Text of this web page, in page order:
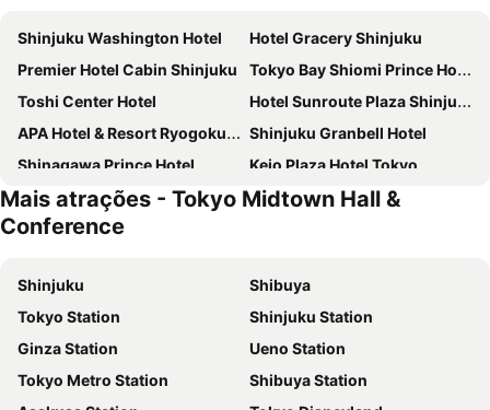
Shinjuku Washington Hotel
Hotel Gracery Shinjuku
Premier Hotel Cabin Shinjuku
Tokyo Bay Shiomi Prince Hotel
Toshi Center Hotel
Hotel Sunroute Plaza Shinjuku
APA Hotel & Resort Ryogoku Ekimae Tower
Shinjuku Granbell Hotel
Shinagawa Prince Hotel
Keio Plaza Hotel Tokyo
Sotetsu Fresa Inn Higashi Shinjuku
LYURO Tokyo Kiyosumi by THE SHARE HOTELS
APA Hotel & Resort Roppongi Ekihigashi
HOTEL GRAPHY Shibuya
Shibuya Excel Hotel Tokyu
Imperial Hotel Tokyo
Hotel Villa Fontaine Grand Tokyo-Shiodome
Hotel Keihan Tsukiji Ginza Grande
APA HOTEL Roppongi Six
Tobu Hotel Levant Tokyo
APA Hotel PRIDE Akasaka Kokkaigijidomae
Mais atrações - Tokyo Midtown Hall &
Conference
Shinjuku
Shibuya
Tokyo Station
Shinjuku Station
Ginza Station
Ueno Station
Tokyo Metro Station
Shibuya Station